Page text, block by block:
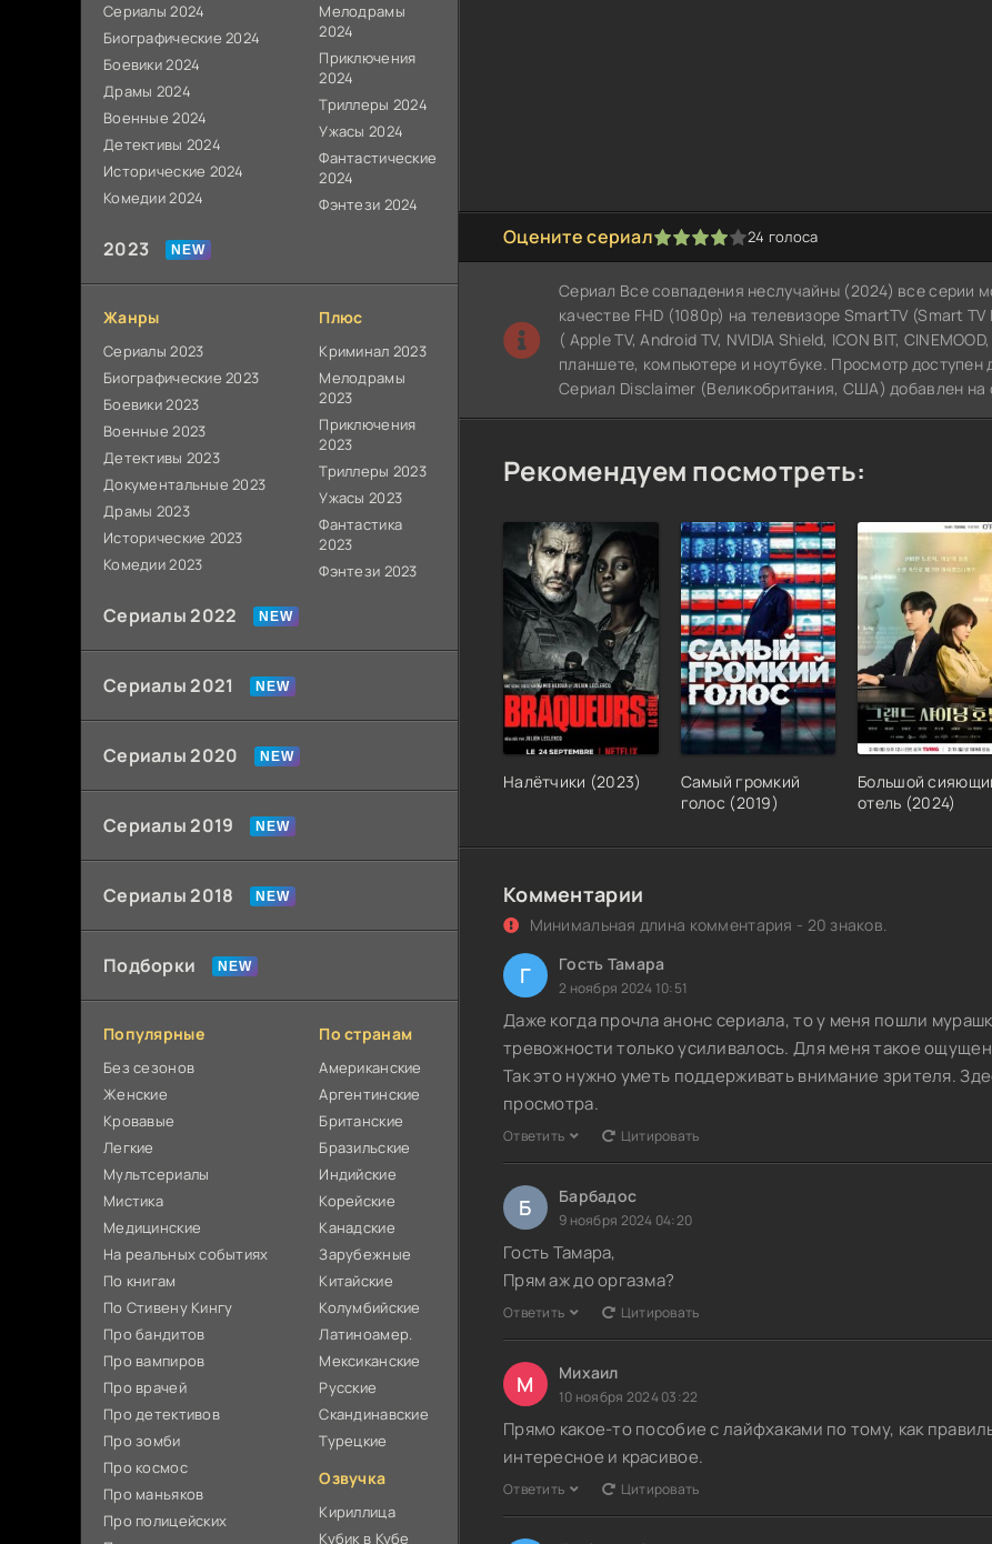
Сериалы 2024
Биографические 2024
Боевики 2024
Драмы 2024
Военные 2024
Детективы 2024
Исторические 2024
Комедии 2024
Мелодрамы
2024
Приключения
2024
Триллеры 2024
Ужасы 2024
Фантастические
2024
Фэнтези 2024
2023
Жанры
Сериалы 2023
Биографические 2023
Боевики 2023
Военные 2023
Детективы 2023
Документальные 2023
Драмы 2023
Исторические 2023
Комедии 2023
Плюс
Криминал 2023
Мелодрамы
2023
Приключения
2023
Триллеры 2023
Ужасы 2023
Фантастика
2023
Фэнтези 2023
Сериалы 2022
Сериалы 2021
Сериалы 2020
Сериалы 2019
Сериалы 2018
Подборки
Популярные
Без сезонов
Женские
Кровавые
Легкие
Мультсериалы
Мистика
Медицинские
На реальных событиях
По книгам
По Стивену Кингу
Про бандитов
Про вампиров
Про врачей
Про детективов
Про зомби
Про космос
Про маньяков
Про полицейских
По странам
Американские
Аргентинские
Британские
Бразильские
Индийские
Корейские
Канадские
Зарубежные
Китайские
Колумбийские
Латиноамер.
Мексиканские
Русские
Скандинавские
Турецкие
Озвучка
Кириллица
Кубик в Кубе
Оцените сериал
1 2 3 4 5 24 голоса
Сериал Все совпадения неслучайны (2024) все серии
качестве FHD (1080p) на телевизоре SmartTV (Smart
( Apple TV, Android TV, NVIDIA Shield, ICON BIT,
планшете, компьютере и ноутбуке. Просмотр доступен
Сериал Disclaimer (Великобритания, США) добавлен на
Рекомендуем посмотреть:
Налётчики (2023)
Самый громкий
голос (2019)
Большой
отель (2024)
Комментарии
Минимальная длина комментария - 20 знаков.
Г Гость Тамара
2 ноября 2024 10:51
Даже когда прочла анонс сериала, то у меня пошли
тревожности только усиливалось. Для меня такое
Так это нужно уметь поддерживать внимание зрителя.
просмотра.
Ответить Цитировать
Б Барбадос
9 ноября 2024 04:20
Гость Тамара,
Прям аж до оргазма?
Ответить Цитировать
М Михаил
10 ноября 2024 03:22
Прямо какое-то пособие с лайфхаками по тому, как
интересное и красивое.
Ответить Цитировать